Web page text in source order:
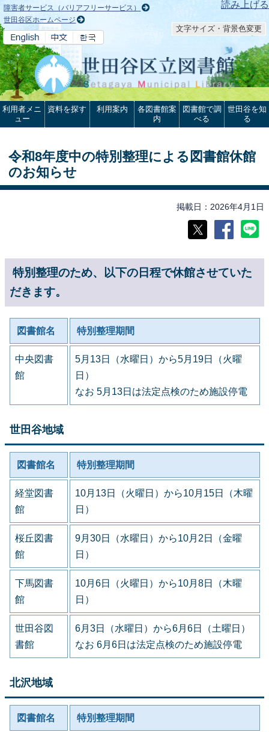
本文へ 読み上げる
障害者サービス（バリアフリーサービス）
世田谷区ホームページ
文字サイズ・背景色変更
利用者メニ
ュー
資料を探す 利用案内
各図書館案
内
図書館で調
べる
世田谷を知
る
令和8年度中の特別整理による図書館休館
のお知らせ
掲載日 2026年4月1日
特別整理のため、以下の日程で休館させていた
だきます。
図書館名 特別整理期間
中央図書
館
5月13日（水曜日）から5月19日（火曜
日）
なお 5月13日は法定点検のため施設停電
世田谷地域
図書館名 特別整理期間
経堂図書
館
10月13日（火曜日）から10月15日（木曜
日）
桜丘図書
館
9月30日（水曜日）から10月2日（金曜
日）
下馬図書
館
10月6日（火曜日）から10月8日（木曜
日）
世田谷図
書館
6月3日（水曜日）から6月6日（土曜日）
なお 6月6日は法定点検のため施設停電
北沢地域
図書館名 特別整理期間